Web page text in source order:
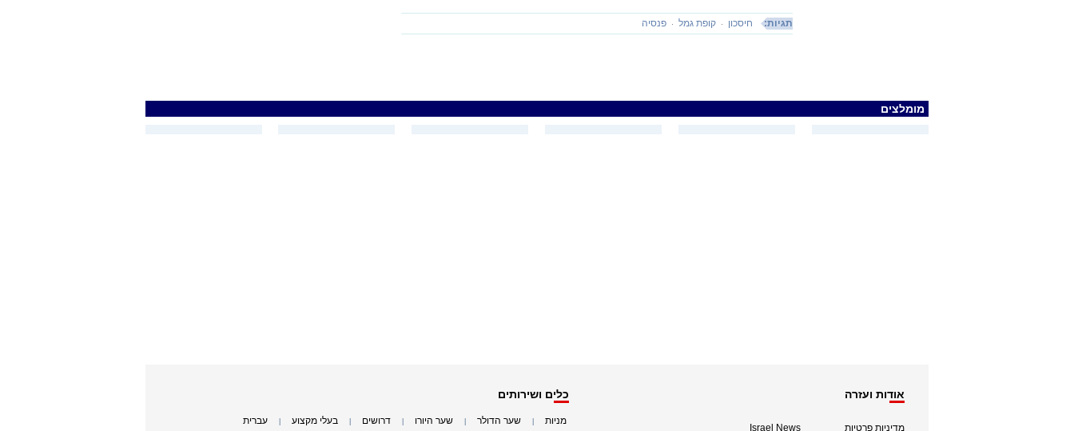
תגיות: חיסכון קופת גמל פנסיה
מומלצים
אודות ועזרה
מדיניות פרטיות Israel News
כלים ושירותים
מניות שער הדולר שער היורו דרושים בעלי מקצוע עברית